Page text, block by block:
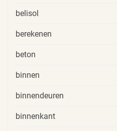
belisol
berekenen
beton
binnen
binnendeuren
binnenkant